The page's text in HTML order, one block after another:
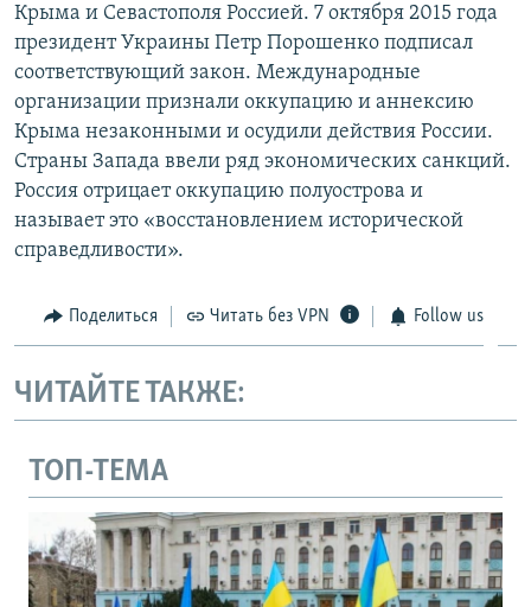
Крыма и Севастополя Россией. 7 октября 2015 года
президент Украины Петр Порошенко подписал
соответствующий закон. Международные
организации признали оккупацию и аннексию
Крыма незаконными и осудили действия России.
Страны Запада ввели ряд экономических санкций.
Россия отрицает оккупацию полуострова и
называет это «восстановлением исторической
справедливости».
Поделиться Читать без VPN Follow us
ЧИТАЙТЕ ТАКЖЕ:
ТОП-ТЕМА